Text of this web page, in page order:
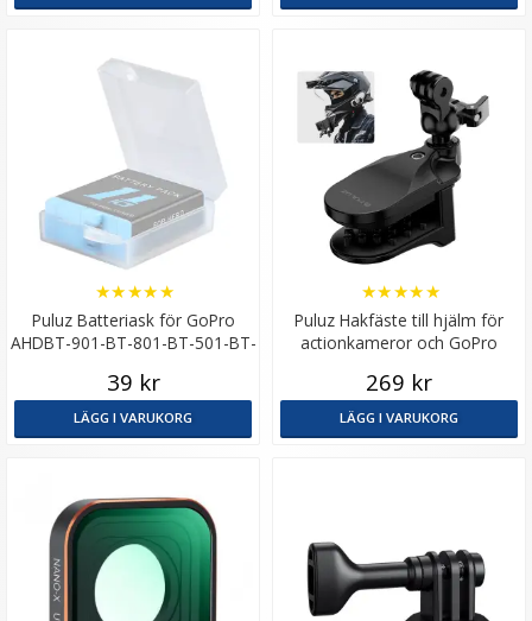
Puluz Batteriask för GoPro
AHDBT-901-BT-801-BT-501-BT-
★★★★★
39 kr
LÄGG I VARUKORG
Puluz Hakfäste till hjälm för
actionkameror och GoPro
★★★★★
269 kr
LÄGG I VARUKORG